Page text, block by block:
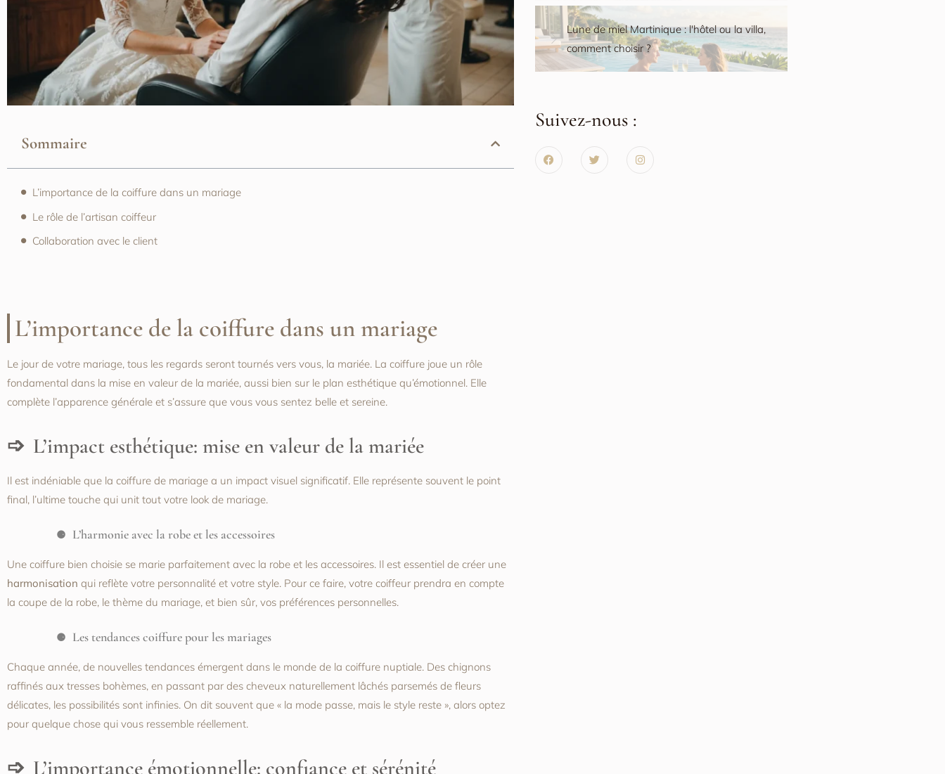
Sommaire
L’importance de la coiffure dans un mariage
Le rôle de l’artisan coiffeur
Collaboration avec le client
L’importance de la coiffure dans un mariage
Le jour de votre mariage, tous les regards seront tournés vers vous, la mariée. La coiffure joue un rôle
fondamental dans la mise en valeur de la mariée, aussi bien sur le plan esthétique qu’émotionnel. Elle
complète l’apparence générale et s’assure que vous vous sentez belle et sereine.
L’impact esthétique: mise en valeur de la mariée
Il est indéniable que la coiffure de mariage a un impact visuel significatif. Elle représente souvent le point
final, l’ultime touche qui unit tout votre look de mariage.
L’harmonie avec la robe et les accessoires
Une coiffure bien choisie se marie parfaitement avec la robe et les accessoires. Il est essentiel de créer une
harmonisation qui reflète votre personnalité et votre style. Pour ce faire, votre coiffeur prendra en compte
la coupe de la robe, le thème du mariage, et bien sûr, vos préférences personnelles.
Les tendances coiffure pour les mariages
Chaque année, de nouvelles tendances émergent dans le monde de la coiffure nuptiale. Des chignons
raffinés aux tresses bohèmes, en passant par des cheveux naturellement lâchés parsemés de fleurs
délicates, les possibilités sont infinies. On dit souvent que « la mode passe, mais le style reste », alors optez
pour quelque chose qui vous ressemble réellement.
L’importance émotionnelle: confiance et sérénité
Lune de miel Martinique : l'hôtel ou la villa,
comment choisir ?
Suivez-nous :